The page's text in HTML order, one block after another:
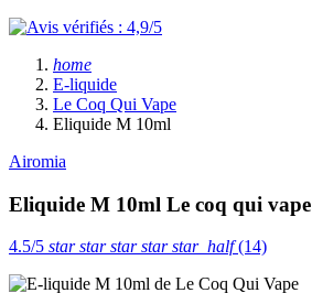
home
E-liquide
Le Coq Qui Vape
Eliquide M 10ml
Airomia
Eliquide M 10ml Le coq qui vape
4.5/5 starstarstarstarstar_half(14)